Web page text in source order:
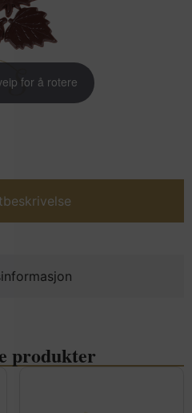
for å rotere
produkter